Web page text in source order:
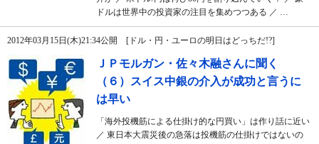
ドルは世界中の投資家の注目を集めつつある ／ …
2012年03月15日(木)21:34公開 [ドル・円・ユーロの明日はどっちだ!?]
ＪＰモルガン・佐々木融さんに聞く
（６）スイス中銀の介入が成功と言うに
は早い
「海外投機筋による仕掛け的な円買い」は作り話に近い
／ 東日本大震災後の急落は投機筋の仕掛けではないの